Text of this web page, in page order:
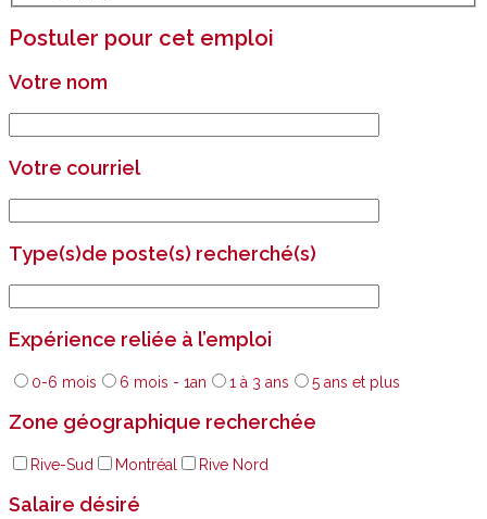
Postuler pour cet emploi
Votre nom
Votre courriel
Type(s)de poste(s) recherché(s)
Expérience reliée à l’emploi
0-6 mois 6 mois - 1an 1 à 3 ans 5 ans et plus
Zone géographique recherchée
Rive-Sud Montréal Rive Nord
Salaire désiré